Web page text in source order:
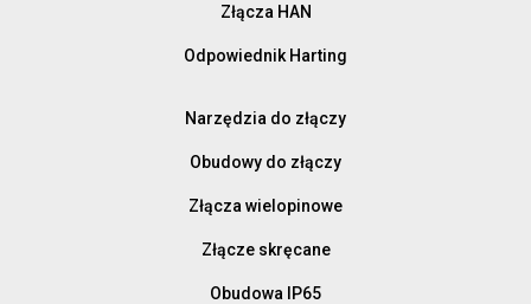
Złącza HAN
Odpowiednik Harting
Narzędzia do złączy
Obudowy do złączy
Złącza wielopinowe
Złącze skręcane
Obudowa IP65